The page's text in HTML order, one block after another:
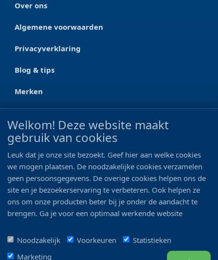
Over ons
Algemene voorwaarden
Privacyverklaring
Blog & tips
Merken
CONTACT
Ootmarsumseweg 125a
0546 - 622 990
06 - 11 19 81 42
info@bo-vis.nl
Welkom! Deze website maakt
gebruik van cookies
Leuk dat je onze site bezoekt. Geef hier aan welke cookies
we mogen plaatsen. De noodzakelijke cookies verzamelen
geen persoonsgegevens. De overige cookies helpen ons de
site en je bezoekerservaring te verbeteren. Ook helpen ze
ons om onze producten beter bij je onder de aandacht te
brengen. Ga je voor een optimaal werkende website
Noodzakelijk
Voorkeuren
Statistieken
Marketing